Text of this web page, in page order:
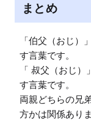
まとめ
「伯父（おじ）
す言葉です。
「 叔父（おじ
す言葉です。
両親どちらの兄
方かは関係あり